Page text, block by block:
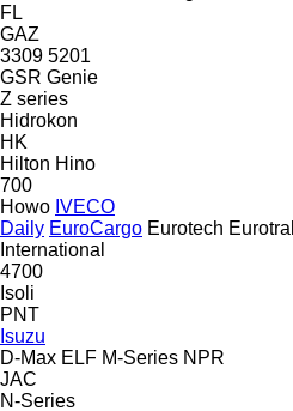
FL
GAZ
3309 5201
GSR Genie
Z series
Hidrokon
HK
Hilton Hino
700
Howo IVECO
Daily EuroCargo Eurotech
International
4700
Isoli
PNT
Isuzu
D-Max ELF M-Series NPR
JAC
N-Series